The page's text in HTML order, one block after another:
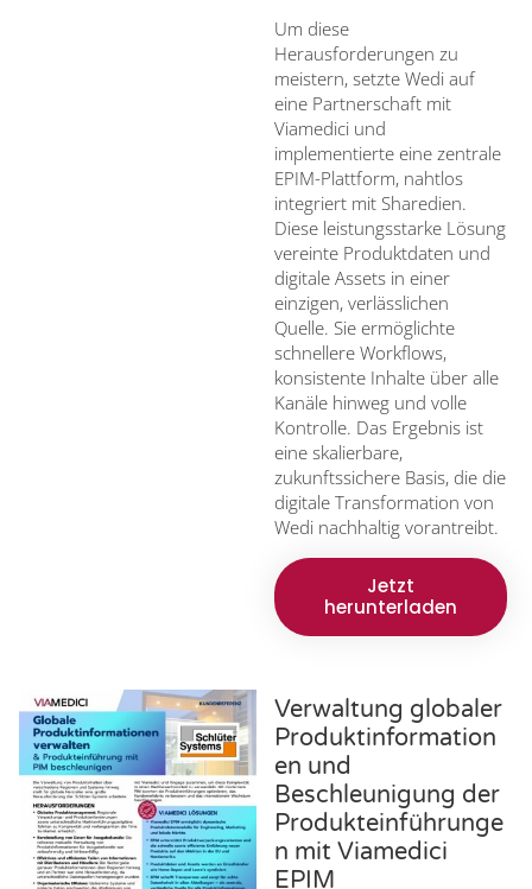
Um diese
Herausforderungen zu
meistern, setzte Wedi auf
eine Partnerschaft mit
Viamedici und
implementierte eine zentrale
EPIM-Plattform, nahtlos
integriert mit Sharedien.
Diese leistungsstarke Lösung
vereinte Produktdaten und
digitale Assets in einer
einzigen, verlässlichen
Quelle. Sie ermöglichte
schnellere Workflows,
konsistente Inhalte über alle
Kanäle hinweg und volle
Kontrolle. Das Ergebnis ist
eine skalierbare,
zukunftssichere Basis, die die
digitale Transformation von
Wedi nachhaltig vorantreibt.
Jetzt
herunterladen
Verwaltung globaler
Produktinformation
en und
Beschleunigung der
Produkteinführunge
n mit Viamedici
EPIM